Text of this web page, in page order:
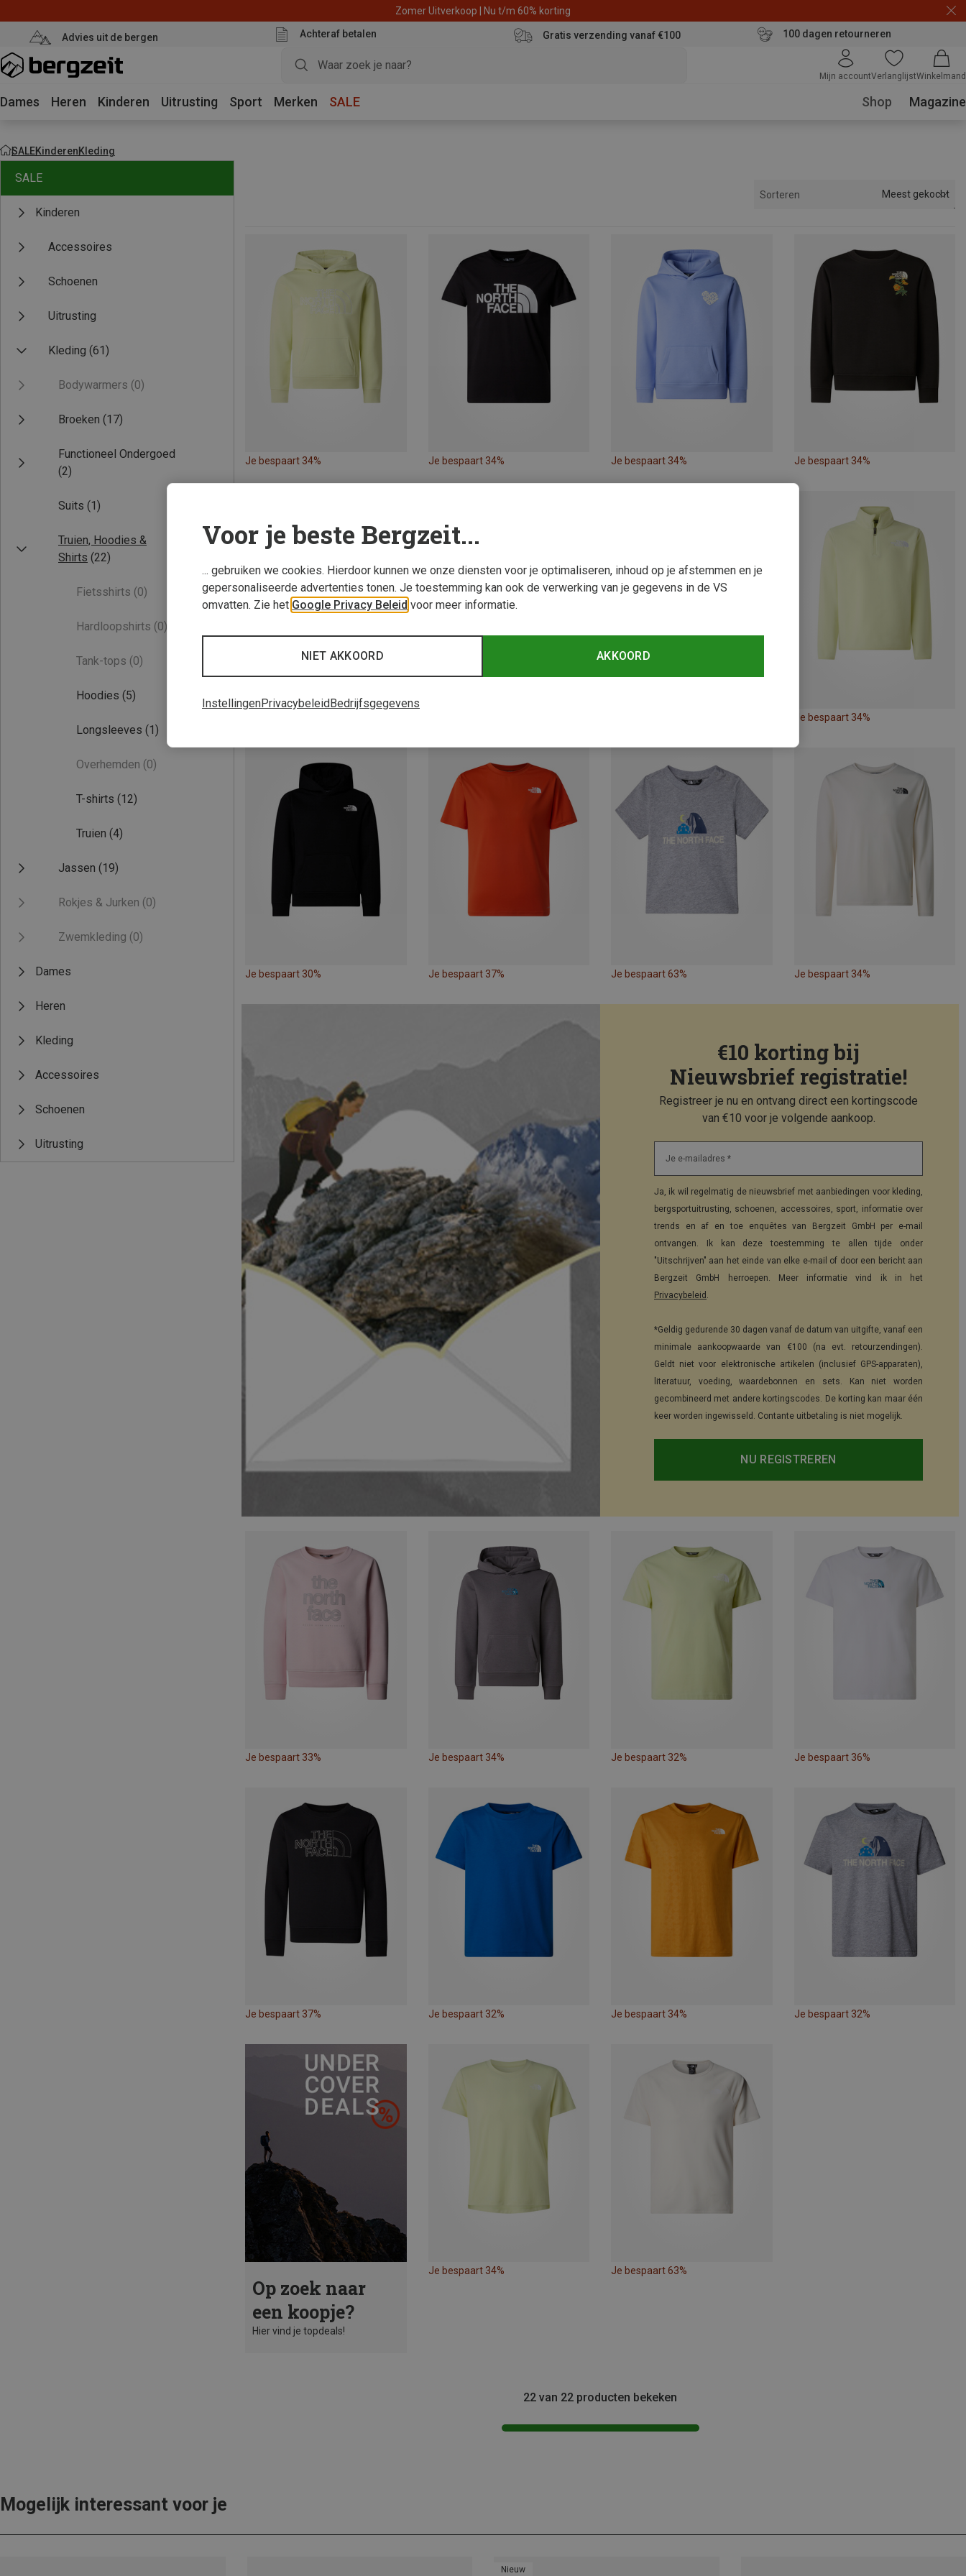
Zomer Uitverkoop | Nu t/m 60% korting
Advies uit de bergen Achteraf betalen Gratis verzending vanaf €100 100 dagen retourneren
Mijn accountVerlanglijstWinkelmand
Dames Heren Kinderen Uitrusting Sport Merken SALE Shop Magazine
SALEKinderenKleding
SALE
Kinderen
Accessoires
Schoenen
Uitrusting
Kleding (61)
Bodywarmers (0)
Broeken (17)
Functioneel Ondergoed
(2)
Suits (1)
Truien, Hoodies &
Shirts (22)
Fietsshirts (0)
Hardloopshirts (0)
Tank-tops (0)
Hoodies (5)
Longsleeves (1)
Overhemden (0)
T-shirts (12)
Truien (4)
Jassen (19)
Rokjes & Jurken (0)
Zwemkleding (0)
Dames
Heren
Kleding
Accessoires
Schoenen
Uitrusting
Sorteren Meest gekocht
Je bespaart 34% Je bespaart 34% Je bespaart 34% Je bespaart 34%
Je bespaart 34%
Je bespaart 30% Je bespaart 37% Je bespaart 63% Je bespaart 34%
€10 korting bij
Nieuwsbrief registratie!
Registreer je nu en ontvang direct een kortingscode
van €10 voor je volgende aankoop.
Je e-mailadres *
Ja, ik wil regelmatig de nieuwsbrief met aanbiedingen voor kleding,
bergsportuitrusting, schoenen, accessoires, sport, informatie over
trends en af en toe enquêtes van Bergzeit GmbH per e-mail
ontvangen. Ik kan deze toestemming te allen tijde onder
"Uitschrijven" aan het einde van elke e-mail of door een bericht aan
Bergzeit GmbH herroepen. Meer informatie vind ik in het
Privacybeleid .
*Geldig gedurende 30 dagen vanaf de datum van uitgifte, vanaf een
minimale aankoopwaarde van €100 (na evt. retourzendingen).
Geldt niet voor elektronische artikelen (inclusief GPS-apparaten),
literatuur, voeding, waardebonnen en sets. Kan niet worden
gecombineerd met andere kortingscodes. De korting kan maar één
keer worden ingewisseld. Contante uitbetaling is niet mogelijk.
NU REGISTREREN
Je bespaart 33% Je bespaart 34% Je bespaart 32% Je bespaart 36%
Je bespaart 37% Je bespaart 32% Je bespaart 34% Je bespaart 32%
Op zoek naar
een koopje?
Hier vind je topdeals!
Je bespaart 34% Je bespaart 63%
22 van 22 producten bekeken
Mogelijk interessant voor je
Nieuw
Voor je beste Bergzeit...
... gebruiken we cookies. Hierdoor kunnen we onze diensten voor je optimaliseren, inhoud op je afstemmen en je
gepersonaliseerde advertenties tonen. Je toestemming kan ook de verwerking van je gegevens in de VS
omvatten. Zie het Google Privacy Beleid voor meer informatie.
AKKOORD
NIET AKKOORD
InstellingenPrivacybeleidBedrijfsgegevens